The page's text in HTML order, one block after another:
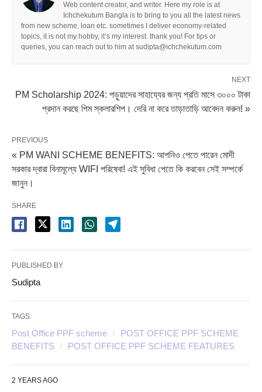
Web content creator, and writer. Here my role is at
Ichchekutum Bangla is to bring to you all the latest news
from new scheme, loan etc. sometimes I deliver economy-related
topics, it is not my hobby, it’s my interest. thank you! For tips or
queries, you can reach out to him at sudipta@ichchekutum.com
NEXT
PM Scholarship 2024: পড়ুয়াদের সাহায্যের জন্য প্রতি মাসে ৩০০০ টাকা
প্রদান করছে পিম স্কলারশিপ। দেরি না করে তাড়াতাড়ি আবেদন করুন! »
PREVIOUS
« PM WANI SCHEME BENEFITS: আপনিও পেতে পারেন মোদী
সরকার দ্বারা বিনামূল্যে WIFI পরিষেবা! এই সুবিধা পেতে কি করবেন সেই সম্পর্কে
জানুন।
SHARE
PUBLISHED BY
Sudipta
TAGS:
Post Office PPF scheme
POST OFFICE PPF SCHEME
BENEFITS
POST OFFICE PPF SCHEME FEATURES
2 YEARS AGO